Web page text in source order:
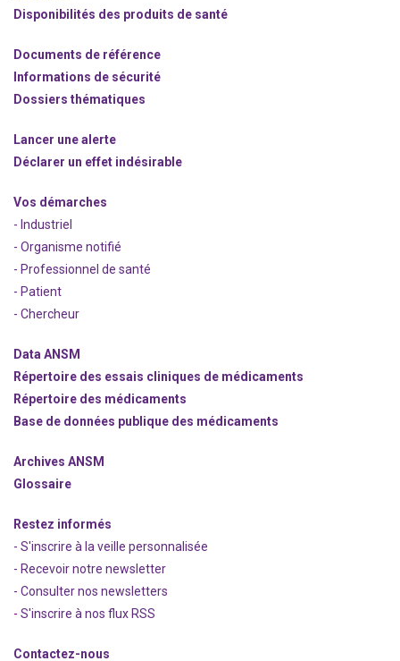
Disponibilités des produits de santé
Documents de référence
Informations de sécurité
Dossiers thématiques
Lancer une alerte
Déclarer un effet indésirable
Vos démarches
- Industriel
- Organisme notifié
- Professionnel de santé
- Patient
- Chercheur
Data ANSM
Répertoire des essais cliniques de médicaments
Répertoire des médicaments
Base de données publique des médicaments
Archives ANSM
Glossaire
Restez informés
- S'inscrire à la veille personnalisée
- Recevoir notre newsletter
- Consulter nos newsletters
- S'inscrire à nos flux RSS
Contactez-nous